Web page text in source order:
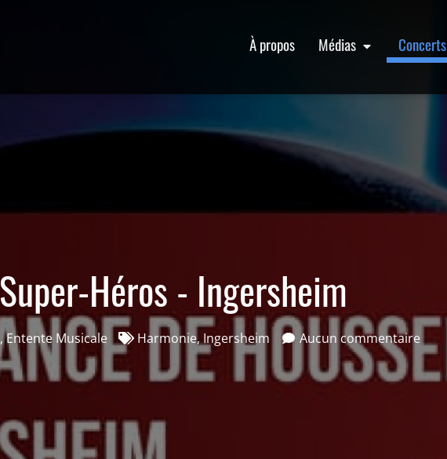
À propos Médias Concerts
Super-Héros - Ingersheim
,Entente Musicale Harmonie, Ingersheim Aucun commentaire